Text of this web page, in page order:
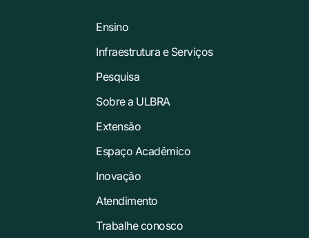
Ensino
Infraestrutura e Serviços
Pesquisa
Sobre a ULBRA
Extensão
Espaço Acadêmico
Inovação
Atendimento
Trabalhe conosco